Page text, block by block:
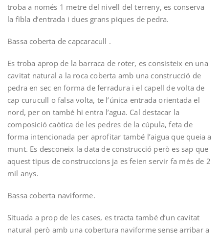
troba a només 1 metre del nivell del terreny, es conserva
la fibla d’entrada i dues grans piques de pedra.
Bassa coberta de capcaracull .­
Es troba aprop de la barraca de roter, es consisteix en una
cavitat natural a la roca coberta amb una construcció de
pedra en sec en forma de ferradura i el capell de volta de
cap curucull o falsa volta, te l’única entrada orientada el
nord, per on també hi entra l’agua. Cal destacar la
composició caòtica de les pedres de la cúpula, feta de
forma intencionada per aprofitar també l’aigua que queia a
munt. Es desconeix la data de construcció però es sap que
aquest tipus de construccions ja es feien servir fa més de 2
mil anys.
Bassa coberta naviforme.­
Situada a prop de les cases, es tracta també d’un cavitat
natural però amb una cobertura naviforme sense arribar a